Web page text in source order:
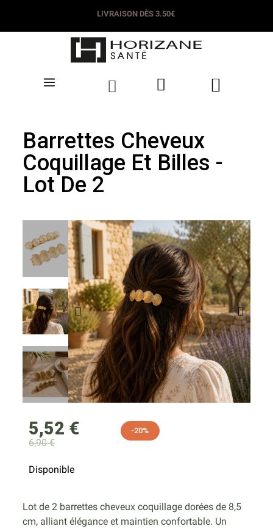
LIVRAISON DÈS 3.50€
Barrettes Cheveux
Coquillage Et Billes -
Lot De 2
6,90 €
5,52 € -20%
Disponible
Lot de 2 barrettes cheveux coquillage dorées de 8,5
cm, alliant élégance et maintien confortable. Un